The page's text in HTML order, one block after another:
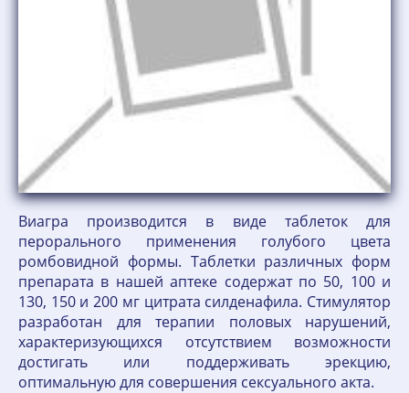
Виагра производится в виде таблеток для
перорального применения голубого цвета
ромбовидной формы. Таблетки различных форм
препарата в нашей аптеке содержат по 50, 100 и
130, 150 и 200 мг цитрата силденафила. Стимулятор
разработан для терапии половых нарушений,
характеризующихся отсутствием возможности
достигать или поддерживать эрекцию,
оптимальную для совершения сексуального акта.